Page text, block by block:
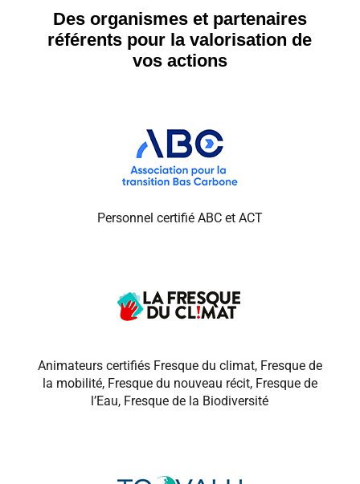
Des organismes et partenaires
référents pour la valorisation de
vos actions
Personnel certifié ABC et ACT
Animateurs certifiés Fresque du climat, Fresque de
la mobilité, Fresque du nouveau récit, Fresque de
l’Eau, Fresque de la Biodiversité